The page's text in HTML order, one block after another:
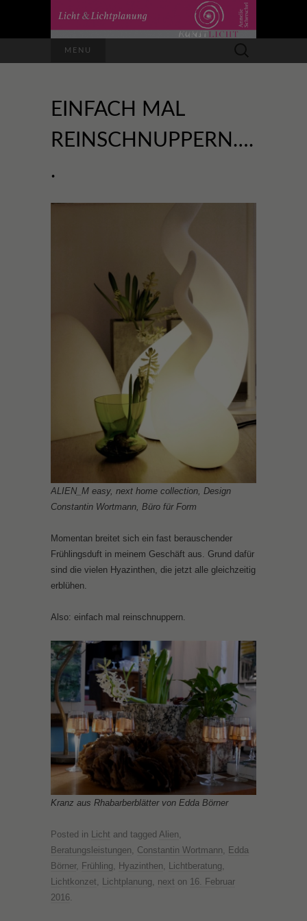
MENU
nach:
EINFACH MAL
REINSCHNUPPERN….
.
ALIEN_M easy, next home collection, Design
Constantin Wortmann, Büro für Form
Momentan breitet sich ein fast berauschender
Frühlingsduft in meinem Geschäft aus. Grund dafür
sind die vielen Hyazinthen, die jetzt alle gleichzeitig
erblühen.
Also: einfach mal reinschnuppern.
Kranz aus Rhabarberblätter von Edda Börner
Posted in Licht and tagged Alien
Beratungsleistungen
Constantin Wortmann
Edda
Börner, Frühling Hyazinthen Lichtberatung
Lichtkonzet
Lichtplanung next on 16. Februar
2016